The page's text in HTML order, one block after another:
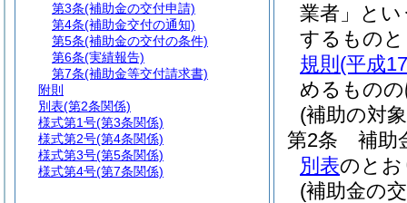
業者」とい
するもの
規則 (平成
めるもの
(補助の対
第2条
補助
別表のと
(補助金の
第3条(補助金の交付申請)
第4条(補助金交付の通知)
第5条(補助金の交付の条件)
第6条(実績報告)
第7条(補助金等交付請求書)
附則
別表(第2条関係)
様式第1号(第3条関係)
様式第2号(第4条関係)
様式第3号(第5条関係)
様式第4号(第7条関係)